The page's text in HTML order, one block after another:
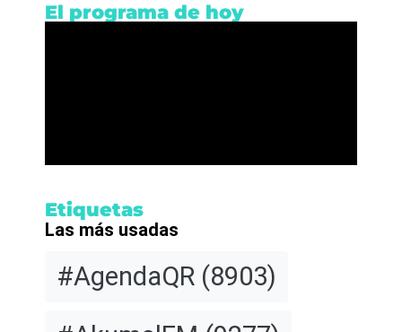
El programa de hoy
Etiquetas
Las más usadas
#AgendaQR (8903)